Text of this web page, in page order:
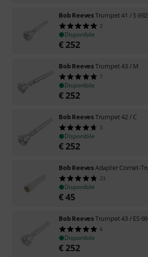
Bob ReevesTrumpet 41 / S
2
Disponibile
€ 252
Bob ReevesTrumpet 43 / M
7
Disponibile
€ 252
Bob ReevesTrumpet 42 / C
3
Disponibile
€ 252
Bob ReevesAdapter Cornet-
23
Disponibile
€45
Bob ReevesTrumpet 43 / ES 69
6
Disponibile
€ 252